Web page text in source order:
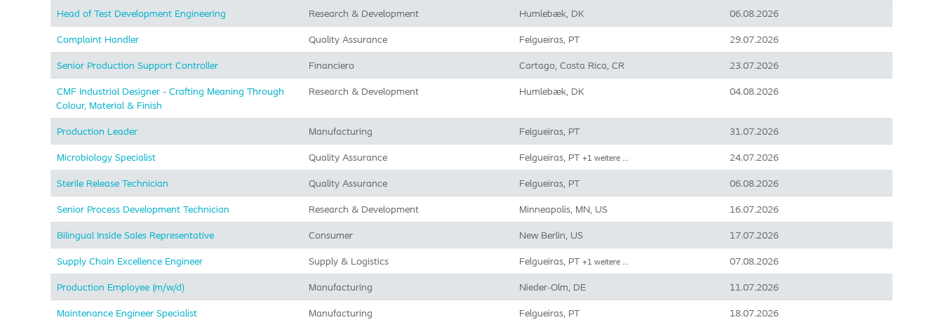
Head of Test Development Engineering Research & Development Humlebæk, DK 06.08.2026
Complaint Handler Quality Assurance Felgueiras, PT 29.07.2026
Senior Production Support Controller Financiero Cartago, Costa Rica, CR 23.07.2026
CMF Industrial Designer - Crafting Meaning Through
Colour, Material & Finish
Research & Development Humlebæk, DK 04.08.2026
Production Leader Manufacturing Felgueiras, PT 31.07.2026
Microbiology Specialist Quality Assurance Felgueiras, PT +1 weitere … 24.07.2026
Sterile Release Technician Quality Assurance Felgueiras, PT 06.08.2026
Senior Process Development Technician Research & Development Minneapolis, MN, US 16.07.2026
Bilingual Inside Sales Representative Consumer New Berlin, US 17.07.2026
Supply Chain Excellence Engineer Supply & Logistics Felgueiras, PT +1 weitere … 07.08.2026
Production Employee (m/w/d) Manufacturing Nieder-Olm, DE 11.07.2026
Maintenance Engineer Specialist Manufacturing Felgueiras, PT 18.07.2026